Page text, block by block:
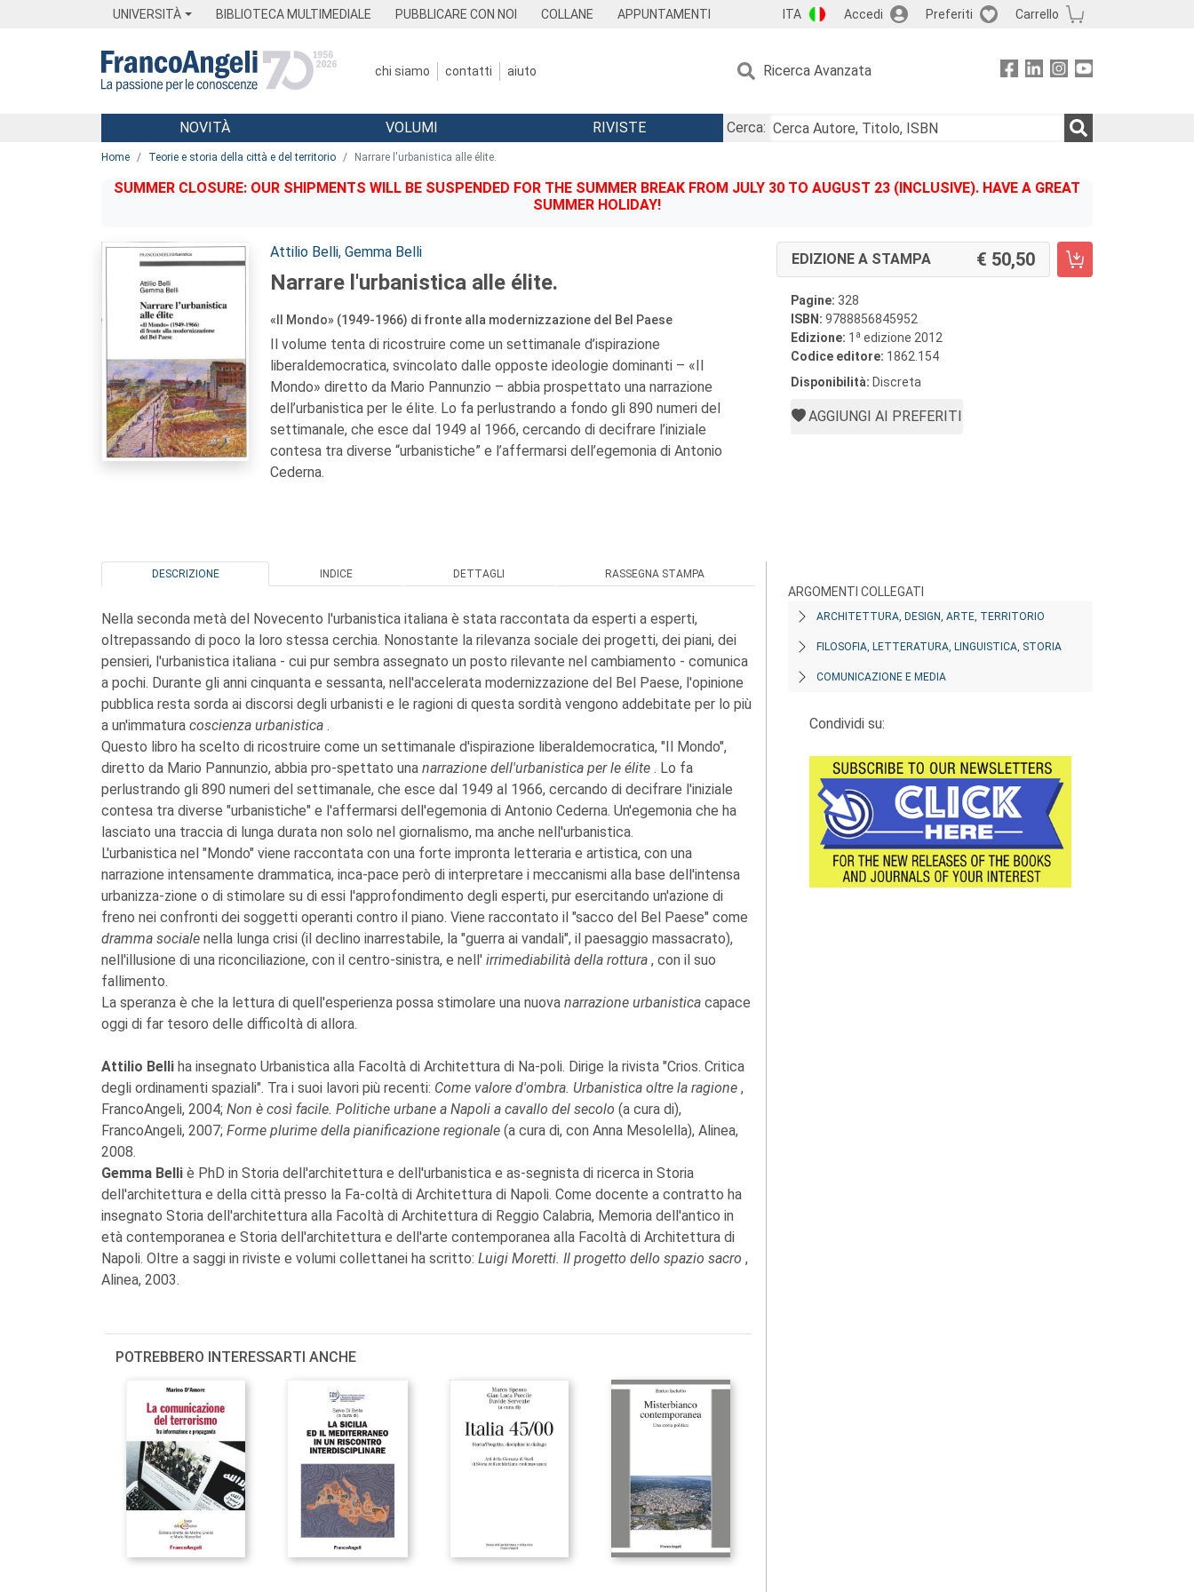
UNIVERSITÀ BIBLIOTECA MULTIMEDIALE PUBBLICARE CON NOI COLLANE APPUNTAMENTI ITA Accedi Preferiti Carrello
chi siamo contatti aiuto Ricerca Avanzata
Menu
NOVITÀ VOLUMI RIVISTE
Cerca:
Home Teorie e storia della città e del territorio Narrare l'urbanistica alle élite.
SUMMER CLOSURE: OUR SHIPMENTS WILL BE SUSPENDED FOR THE SUMMER BREAK FROM JULY 30 TO AUGUST 23 (INCLUSIVE). HAVE A GREAT
SUMMER HOLIDAY!
Autori:
Attilio Belli, Gemma Belli
Narrare l'urbanistica alle élite.
«Il Mondo» (1949-1966) di fronte alla modernizzazione del Bel Paese
Il volume tenta di ricostruire come un settimanale d’ispirazione
liberaldemocratica, svincolato dalle opposte ideologie dominanti – «Il
Mondo» diretto da Mario Pannunzio – abbia prospettato una narrazione
dell’urbanistica per le élite. Lo fa perlustrando a fondo gli 890 numeri del
settimanale, che esce dal 1949 al 1966, cercando di decifrare l’iniziale
contesa tra diverse “urbanistiche” e l’affermarsi dell’egemonia di Antonio
Cederna.
EDIZIONE A STAMPA 50,50
Pagine: 328
ISBN: 9788856845952
Edizione: 1 a edizione 2012
Codice editore: 1862.154
Disponibilità: Discreta
AGGIUNGI AI PREFERITI
DESCRIZIONE INDICE DETTAGLI RASSEGNA STAMPA
Nella seconda metà del Novecento l'urbanistica italiana è stata raccontata da esperti a esperti,
oltrepassando di poco la loro stessa cerchia. Nonostante la rilevanza sociale dei progetti, dei piani, dei
pensieri, l'urbanistica italiana - cui pur sembra assegnato un posto rilevante nel cambiamento - comunica
a pochi. Durante gli anni cinquanta e sessanta, nell'accelerata modernizzazione del Bel Paese, l'opinione
pubblica resta sorda ai discorsi degli urbanisti e le ragioni di questa sordità vengono addebitate per lo più
a un'immatura coscienza urbanistica .
Questo libro ha scelto di ricostruire come un settimanale d'ispirazione liberaldemocratica, "Il Mondo",
diretto da Mario Pannunzio, abbia pro-spettato una narrazione dell'urbanistica per le élite . Lo fa
perlustrando gli 890 numeri del settimanale, che esce dal 1949 al 1966, cercando di decifrare l'iniziale
contesa tra diverse "urbanistiche" e l'affermarsi dell'egemonia di Antonio Cederna. Un'egemonia che ha
lasciato una traccia di lunga durata non solo nel giornalismo, ma anche nell'urbanistica.
L'urbanistica nel "Mondo" viene raccontata con una forte impronta letteraria e artistica, con una
narrazione intensamente drammatica, inca-pace però di interpretare i meccanismi alla base dell'intensa
urbanizza-zione o di stimolare su di essi l'approfondimento degli esperti, pur esercitando un'azione di
freno nei confronti dei soggetti operanti contro il piano. Viene raccontato il "sacco del Bel Paese" come
dramma sociale nella lunga crisi (il declino inarrestabile, la "guerra ai vandali", il paesaggio massacrato),
nell'illusione di una riconciliazione, con il centro-sinistra, e nell' irrimediabilità della rottura , con il suo
fallimento.
La speranza è che la lettura di quell'esperienza possa stimolare una nuova narrazione urbanistica capace
oggi di far tesoro delle difficoltà di allora.
Attilio Belli ha insegnato Urbanistica alla Facoltà di Architettura di Na-poli. Dirige la rivista "Crios. Critica
degli ordinamenti spaziali". Tra i suoi lavori più recenti: Come valore d'ombra. Urbanistica oltre la ragione ,
FrancoAngeli, 2004; Non è così facile. Politiche urbane a Napoli a cavallo del secolo (a cura di),
FrancoAngeli, 2007; Forme plurime della pianificazione regionale (a cura di, con Anna Mesolella), Alinea,
2008.
Gemma Belli è PhD in Storia dell'architettura e dell'urbanistica e as-segnista di ricerca in Storia
dell'architettura e della città presso la Fa-coltà di Architettura di Napoli. Come docente a contratto ha
insegnato Storia dell'architettura alla Facoltà di Architettura di Reggio Calabria, Memoria dell'antico in
età contemporanea e Storia dell'architettura e dell'arte contemporanea alla Facoltà di Architettura di
Napoli. Oltre a saggi in riviste e volumi collettanei ha scritto: Luigi Moretti. Il progetto dello spazio sacro ,
Alinea, 2003.
POTREBBERO INTERESSARTI ANCHE
ARGOMENTI COLLEGATI
ARCHITETTURA, DESIGN, ARTE, TERRITORIO
FILOSOFIA, LETTERATURA, LINGUISTICA, STORIA
COMUNICAZIONE E MEDIA
Condividi su: